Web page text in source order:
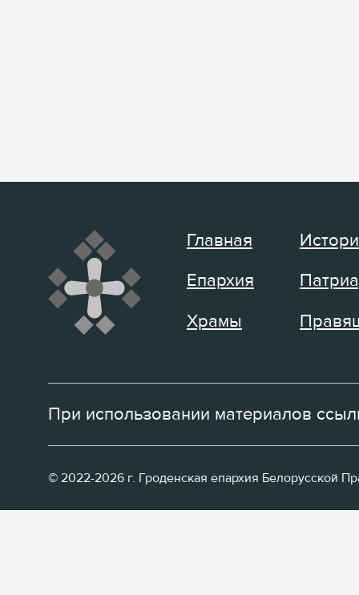
Главная
Епархия
Храмы
При использовании материалов
© 2022-2026 г. Гроденская епархия Белорусской